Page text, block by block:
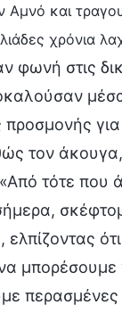
Αμνό και
χρόνια
φωνή στις
τον
τότε που
ελπίζοντας
μπορέσουμε
περασμένες